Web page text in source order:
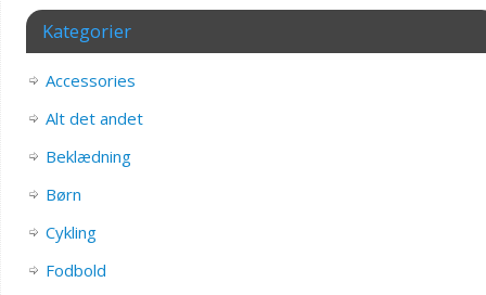
Kategorier
Accessories
Alt det andet
Beklædning
Børn
Cykling
Fodbold